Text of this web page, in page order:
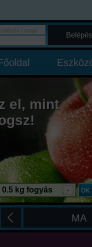
Belépés
el, mint
0.5 kg fogyás
MA